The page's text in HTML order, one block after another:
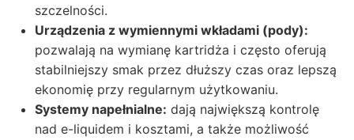
szczelności.
Urządzenia z wymiennymi wkładami (pody):
pozwalają na wymianę kartridża i często oferują
stabilniejszy smak przez dłuższy czas oraz lepszą
ekonomię przy regularnym użytkowaniu.
Systemy napełnialne: dają największą kontrolę
nad e-liquidem i kosztami, a także możliwość